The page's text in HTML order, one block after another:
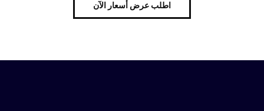
اطلب عرض أسعار الآن